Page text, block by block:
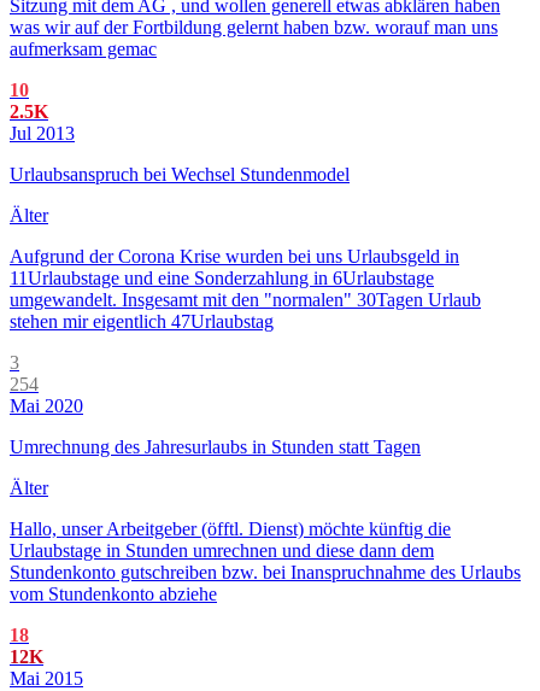
Sitzung mit dem AG , und wollen generell etwas abklären haben
was wir auf der Fortbildung gelernt haben bzw. worauf man uns
aufmerksam gemac
10
2.5K
Jul 2013
Urlaubsanspruch bei Wechsel Stundenmodel
Älter
Aufgrund der Corona Krise wurden bei uns Urlaubsgeld in
11Urlaubstage und eine Sonderzahlung in 6Urlaubstage
umgewandelt. Insgesamt mit den "normalen" 30Tagen Urlaub
stehen mir eigentlich 47Urlaubstag
3
254
Mai 2020
Umrechnung des Jahresurlaubs in Stunden statt Tagen
Älter
Hallo, unser Arbeitgeber (öfftl. Dienst) möchte künftig die
Urlaubstage in Stunden umrechnen und diese dann dem
Stundenkonto gutschreiben bzw. bei Inanspruchnahme des Urlaubs
vom Stundenkonto abziehe
18
12K
Mai 2015